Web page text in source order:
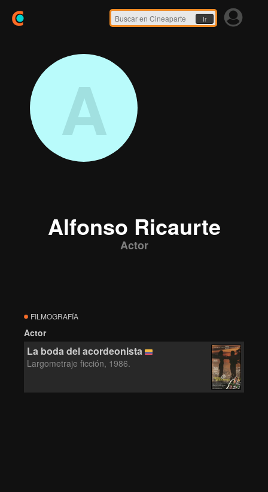
Ir
A
Alfonso Ricaurte
Actor
FILMOGRAFÍA
Actor
La boda del acordeonista
Largometraje ficción, 1986.